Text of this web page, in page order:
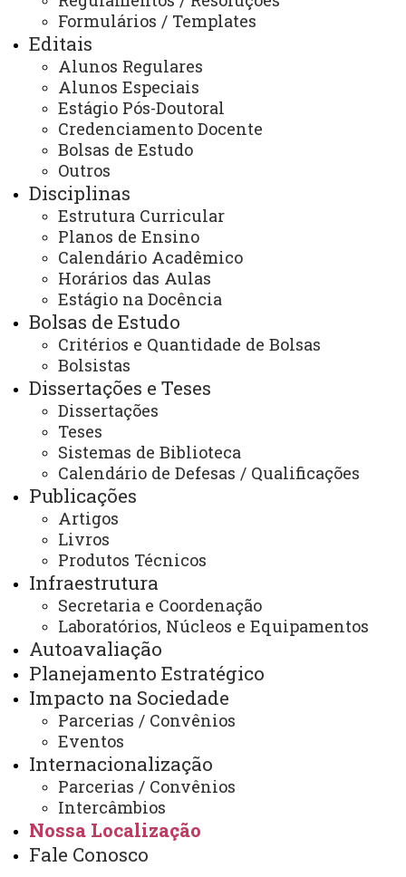
Formulários / Templates
Editais
Alunos Regulares
Alunos Especiais
Estágio Pós-Doutoral
Credenciamento Docente
Bolsas de Estudo
Outros
Disciplinas
Estrutura Curricular
Planos de Ensino
Calendário Acadêmico
Horários das Aulas
Estágio na Docência
Bolsas de Estudo
Critérios e Quantidade de Bolsas
Bolsistas
Dissertações e Teses
Dissertações
Teses
Sistemas de Biblioteca
Calendário de Defesas / Qualificações
Publicações
Artigos
Livros
Produtos Técnicos
Infraestrutura
Secretaria e Coordenação
Laboratórios, Núcleos e Equipamentos
Autoavaliação
Planejamento Estratégico
Impacto na Sociedade
Parcerias / Convênios
Eventos
Internacionalização
Parcerias / Convênios
Intercâmbios
Nossa Localização
Fale Conosco
Contato:
(45) 3220-3159
Horários de Atendimento:
Segunda à sexta
08:00 às 12:00
13:00 às 17:00
cascavel.mestradoodonto@unioeste.br
ppgounioeste@gmail.com
Você está aqui:Unioeste
PPGO - Pós Graduação em Odontologia - Cascavel
Nossa Localização
ACESSE
Acesso Restrito (Editores do Portal)
Arquivo Virtual
Bibliotecas
Identidade Visual
Mapa do Site
Ouvidoria
Portal Office 365
Sistemas
Telefones
Webmail
REITORIA
Secretaria Geral